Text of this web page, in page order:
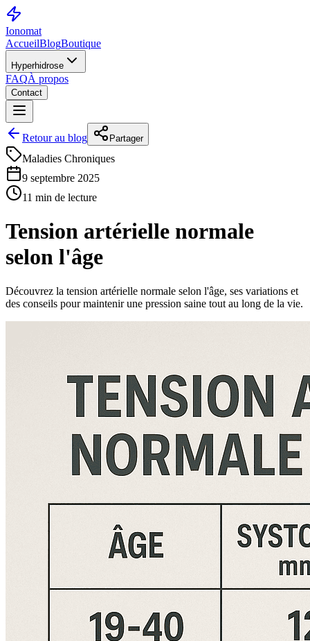
Ionomat
AccueilBlogBoutique
Hyperhidrose
FAQÀ propos
Contact
Retour au blog Partager
Maladies Chroniques
9 septembre 2025
11 min de lecture
Tension artérielle normale
selon l'âge
Découvrez la tension artérielle normale selon l'âge, ses variations et
des conseils pour maintenir une pression saine tout au long de la vie.